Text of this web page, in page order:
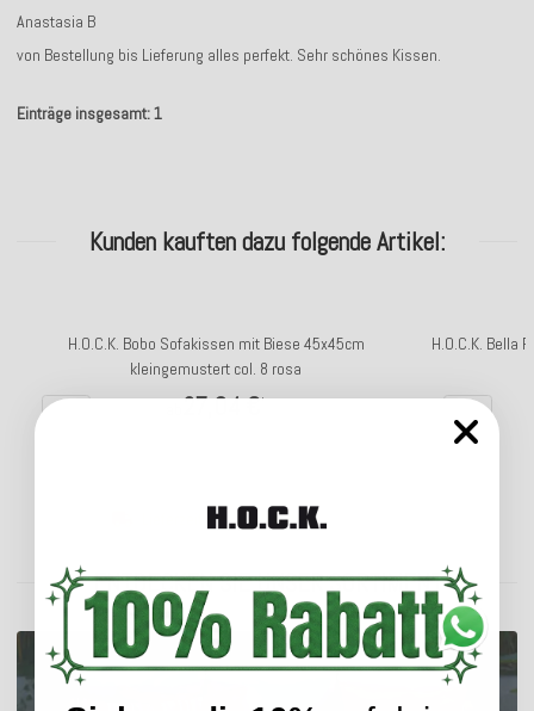
Anastasia B
von Bestellung bis Lieferung alles perfekt. Sehr schönes Kissen.
Einträge insgesamt: 1
Kunden kauften dazu folgende Artikel:
H.O.C.K. Bobo Sofakissen mit Biese 45x45cm
kleingemustert col. 8 rosa
27,04 €*
Lieferzeit: ca. 5-7 Werktage
H.O.C.K. Bella
ENTDECKEN SIE UNSER SORTIMENT